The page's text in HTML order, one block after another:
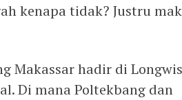
kenapa tidak? Justru
Makassar hadir di Longwis
Di mana Poltekbang dan